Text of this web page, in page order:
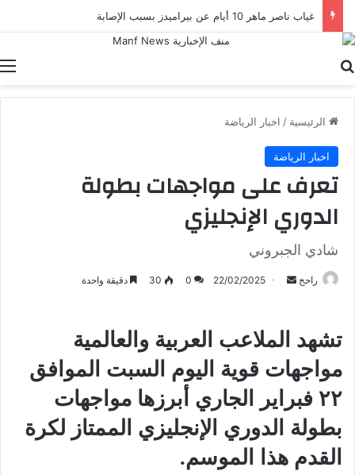
غياب ناصر ماهر 10 أيام عن بيراميدز بسبب الإصابة
الرئيسية / اخبار الرياضة
اخبار الرياضة
تعرف على مواجهات بطولة
الدوري الإنجليزي
شادي الجبروني
راحخ
أرسل 22/02/2025
0
30 دقيقة واحدة
تشهد الملاعب العربية والعالمية
مواجهات قوية اليوم السبت الموافق
٢٢ فبراير الجاري أبرزها مواجهات
بطولة الدوري الإنجليزي الممتاز لكرة
القدم هذا الموسم.